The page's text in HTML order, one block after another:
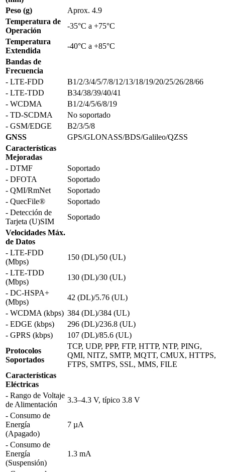
Peso (g)
Aprox. 4.9
Temperatura de
Operación
-35°C a +75°C
Temperatura
Extendida
-40°C a +85°C
Bandas de
Frecuencia
- LTE-FDD
B1/2/3/4/5/7/8/12/13/18/19/20/25/26/28/66
- LTE-TDD
B34/38/39/40/41
- WCDMA
B1/2/4/5/6/8/19
- TD-SCDMA
No soportado
- GSM/EDGE
B2/3/5/8
GNSS
GPS/GLONASS/BDS/Galileo/QZSS
Características
Mejoradas
- DTMF
Soportado
- DFOTA
Soportado
- QMI/RmNet
Soportado
- QuecFile®
Soportado
- Detección de
Tarjeta (U)SIM
Soportado
Velocidades Máx.
de Datos
- LTE-FDD
(Mbps)
150 (DL)/50 (UL)
- LTE-TDD
(Mbps)
130 (DL)/30 (UL)
- DC-HSPA+
(Mbps)
42 (DL)/5.76 (UL)
- WCDMA (kbps) 384 (DL)/384 (UL)
- EDGE (kbps)
296 (DL)/236.8 (UL)
- GPRS (kbps)
107 (DL)/85.6 (UL)
Protocolos
Soportados
TCP, UDP, PPP, FTP, HTTP, NTP, PING,
QMI, NITZ, SMTP, MQTT, CMUX, HTTPS,
FTPS, SMTPS, SSL, MMS, FILE
Características
Eléctricas
- Rango de Voltaje
de Alimentación
3.3–4.3 V, típico 3.8 V
- Consumo de
Energía
(Apagado)
7 µA
- Consumo de
Energía
(Suspensión)
1.3 mA